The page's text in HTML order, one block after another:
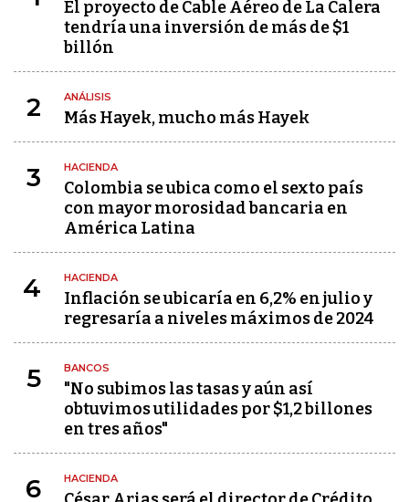
El proyecto de Cable Aéreo de La Calera
tendría una inversión de más de $1
billón
2 ANÁLISIS
Más Hayek, mucho más Hayek
3 HACIENDA
Colombia se ubica como el sexto país
con mayor morosidad bancaria en
América Latina
4 HACIENDA
Inflación se ubicaría en 6,2% en julio y
regresaría a niveles máximos de 2024
5 BANCOS
"No subimos las tasas y aún así
obtuvimos utilidades por $1,2 billones
en tres años"
6 HACIENDA